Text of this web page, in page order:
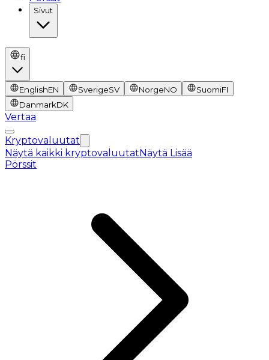
Sivut
fi
EnglishEN SverigeSV NorgeNO SuomiFI
DanmarkDK
Vertaa
Kryptovaluutat
Näytä kaikki kryptovaluutatNäytä Lisää
Pörssit